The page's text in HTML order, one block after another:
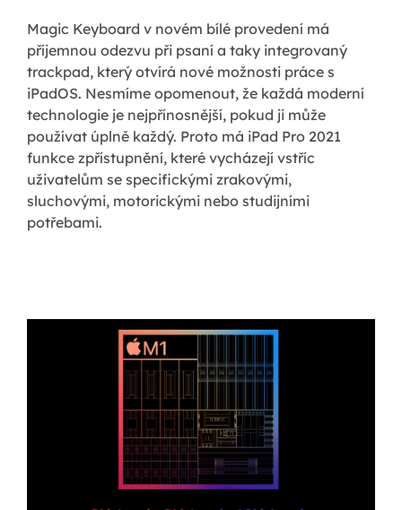
Magic Keyboard v novém bílé provedení má
příjemnou odezvu při psaní a taky integrovaný
trackpad, který otvírá nové možnosti práce s
iPadOS. Nesmíme opomenout, že každá moderní
technologie je nejpřínosnější, pokud ji může
používat úplně každý. Proto má iPad Pro 2021
funkce zpřístupnění, které vycházejí vstříc
uživatelům se specifickými zrakovými,
sluchovými, motorickými nebo studijními
potřebami.